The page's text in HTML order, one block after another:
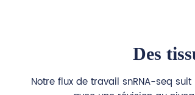
Des
Notre flux de travail snRNA-seq